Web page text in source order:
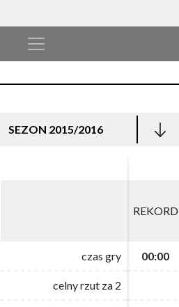
SEZON 2015/2016
REKORD
czas gry 00:00
celny rzut za 2
REKORD
czas gry 00:00
celny rzut za 2